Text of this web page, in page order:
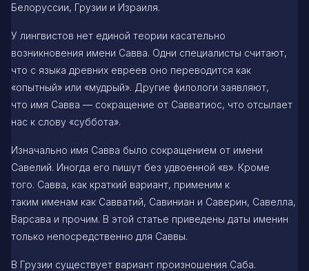
Белоруссии, Грузии и Израиля.
У лингвистов нет единой теории касательно
возникновения имени Савва. Одни специалисты считают,
что с языка древних евреев оно переводится как
«опытный» или «мудрый». Другие филологи заявляют,
что имя Савва — сокращение от Савватиос, что отсылает
нас к слову «суббота».
Изначально имя Савва было сокращением от имени
Савелий. Иногда его пишут без удвоенной «в». Кроме
того. Савва, как краткий вариант, применим к
таким именам как Савватий, Савиниан и Саверин, Савелла,
Варсава и прочим. В этой статье приведены даты именин
только непосредственно для Саввы.
В Грузии существует вариант произношения Саба.